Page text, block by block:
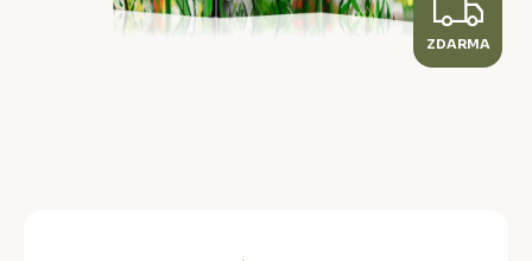
Z
D
ZDARMA